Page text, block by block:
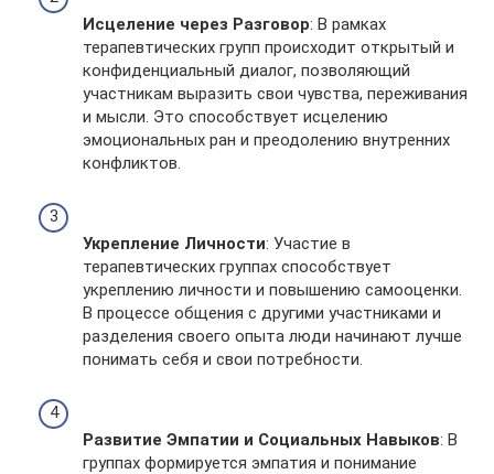
Исцеление через Разговор: В рамках
терапевтических групп происходит открытый и
конфиденциальный диалог, позволяющий
участникам выразить свои чувства, переживания
и мысли. Это способствует исцелению
эмоциональных ран и преодолению внутренних
конфликтов.
Укрепление Личности: Участие в
терапевтических группах способствует
укреплению личности и повышению самооценки.
В процессе общения с другими участниками и
разделения своего опыта люди начинают лучше
понимать себя и свои потребности.
Развитие Эмпатии и Социальных Навыков: В
группах формируется эмпатия и понимание